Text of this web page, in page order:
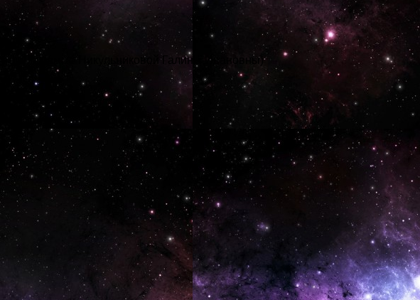
(по программе Никульниковой Галины Ивановны)